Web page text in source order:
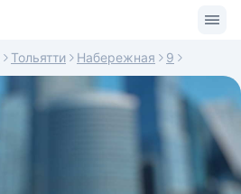
Тольятти Набережная 9